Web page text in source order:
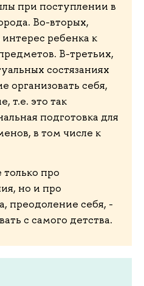
при поступлении в
Во-вторых,
ребенка к
В-третьих,
состязаниях
организовать себя,
т.е. это так
подготовка для
в том числе к
про
но и про
преодоление себя, -
с самого детства.